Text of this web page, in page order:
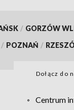
/ GORZÓW
/ POZNAŃ /
Dołącz do
Centrum